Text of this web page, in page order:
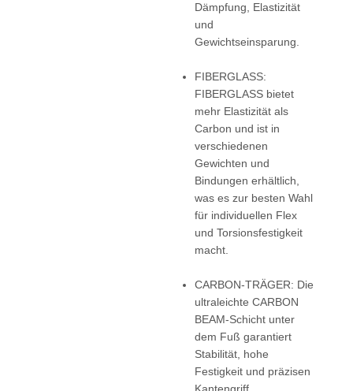
Dämpfung, Elastizität
und
Gewichtseinsparung.
FIBERGLASS:
FIBERGLASS bietet
mehr Elastizität als
Carbon und ist in
verschiedenen
Gewichten und
Bindungen erhältlich,
was es zur besten Wahl
für individuellen Flex
und Torsionsfestigkeit
macht.
CARBON-TRÄGER: Die
ultraleichte CARBON
BEAM-Schicht unter
dem Fuß garantiert
Stabilität, hohe
Festigkeit und präzisen